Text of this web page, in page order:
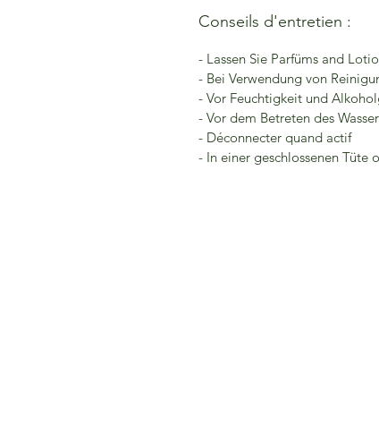
Conseils d'entretien :
- Lassen Sie Parfüms and
- Bei Verwendung von
- Vor Feuchtigkeit und
- Vor dem Betreten des
- Déconnecter quand actif
- In einer geschlossenen Tüte